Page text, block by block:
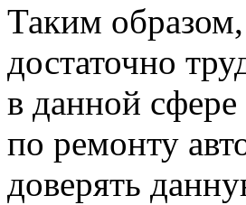
Таким
достаточно
в данной
по ремонту
доверять